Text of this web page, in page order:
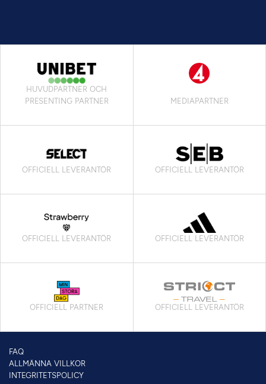
HUVUDPARTNER OCH
PRESENTING PARTNER
MEDIAPARTNER
OFFICIELL LEVERANTÖR OFFICIELL LEVERANTÖR
OFFICIELL LEVERANTÖR OFFICIELL LEVERANTÖR
OFFICIELL PARTNER OFFICIELL LEVERANTÖR
FAQ
ALLMÄNNA VILLKOR
INTEGRITETSPOLICY